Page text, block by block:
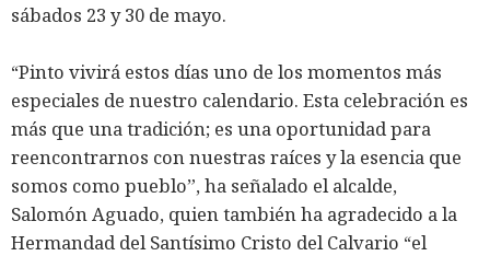
sábados 23 y 30 de mayo.
“Pinto vivirá estos días uno de los momentos más
especiales de nuestro calendario. Esta celebración es
más que una tradición; es una oportunidad para
reencontrarnos con nuestras raíces y la esencia que
somos como pueblo”, ha señalado el alcalde,
Salomón Aguado, quien también ha agradecido a la
Hermandad del Santísimo Cristo del Calvario “el